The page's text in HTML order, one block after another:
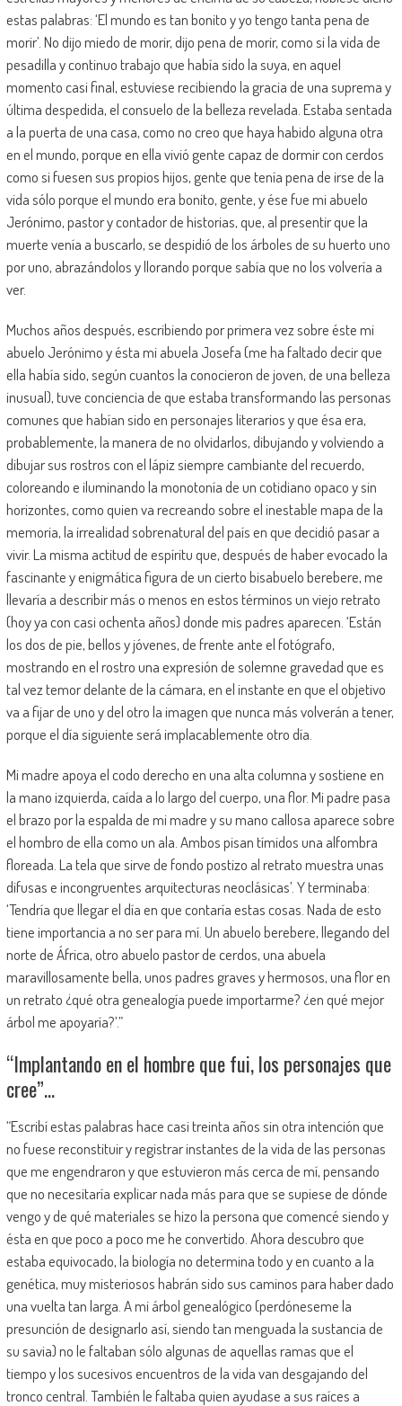
estas palabras: ‘El mundo es tan bonito y yo tengo tanta pena de
morir’. No dijo miedo de morir, dijo pena de morir, como si la vida de
pesadilla y continuo trabajo que había sido la suya, en aquel
momento casi final, estuviese recibiendo la gracia de una suprema y
última despedida, el consuelo de la belleza revelada. Estaba sentada
a la puerta de una casa, como no creo que haya habido alguna otra
en el mundo, porque en ella vivió gente capaz de dormir con cerdos
como si fuesen sus propios hijos, gente que tenía pena de irse de la
vida sólo porque el mundo era bonito, gente, y ése fue mi abuelo
Jerónimo, pastor y contador de historias, que, al presentir que la
muerte venía a buscarlo, se despidió de los árboles de su huerto uno
por uno, abrazándolos y llorando porque sabía que no los volvería a
ver.
Muchos años después, escribiendo por primera vez sobre éste mi
abuelo Jerónimo y ésta mi abuela Josefa (me ha faltado decir que
ella había sido, según cuantos la conocieron de joven, de una belleza
inusual), tuve conciencia de que estaba transformando las personas
comunes que habían sido en personajes literarios y que ésa era,
probablemente, la manera de no olvidarlos, dibujando y volviendo a
dibujar sus rostros con el lápiz siempre cambiante del recuerdo,
coloreando e iluminando la monotonía de un cotidiano opaco y sin
horizontes, como quien va recreando sobre el inestable mapa de la
memoria, la irrealidad sobrenatural del país en que decidió pasar a
vivir. La misma actitud de espíritu que, después de haber evocado la
fascinante y enigmática figura de un cierto bisabuelo berebere, me
llevaría a describir más o menos en estos términos un viejo retrato
(hoy ya con casi ochenta años) donde mis padres aparecen. ‘Están
los dos de pie, bellos y jóvenes, de frente ante el fotógrafo,
mostrando en el rostro una expresión de solemne gravedad que es
tal vez temor delante de la cámara, en el instante en que el objetivo
va a fijar de uno y del otro la imagen que nunca más volverán a tener,
porque el día siguiente será implacablemente otro día.
Mi madre apoya el codo derecho en una alta columna y sostiene en
la mano izquierda, caída a lo largo del cuerpo, una flor. Mi padre pasa
el brazo por la espalda de mi madre y su mano callosa aparece sobre
el hombro de ella como un ala. Ambos pisan tímidos una alfombra
floreada. La tela que sirve de fondo postizo al retrato muestra unas
difusas e incongruentes arquitecturas neoclásicas’. Y terminaba:
‘Tendría que llegar el día en que contaría estas cosas. Nada de esto
tiene importancia a no ser para mí. Un abuelo berebere, llegando del
norte de África, otro abuelo pastor de cerdos, una abuela
maravillosamente bella, unos padres graves y hermosos, una flor en
un retrato ¿qué otra genealogía puede importarme? ¿en qué mejor
árbol me apoyaría?’.”
“Implantando en el hombre que fui, los personajes que
cree”…
“Escribí estas palabras hace casi treinta años sin otra intención que
no fuese reconstituir y registrar instantes de la vida de las personas
que me engendraron y que estuvieron más cerca de mí, pensando
que no necesitaría explicar nada más para que se supiese de dónde
vengo y de qué materiales se hizo la persona que comencé siendo y
ésta en que poco a poco me he convertido. Ahora descubro que
estaba equivocado, la biología no determina todo y en cuanto a la
genética, muy misteriosos habrán sido sus caminos para haber dado
una vuelta tan larga. A mi árbol genealógico (perdóneseme la
presunción de designarlo así, siendo tan menguada la sustancia de
su savia) no le faltaban sólo algunas de aquellas ramas que el
tiempo y los sucesivos encuentros de la vida van desgajando del
tronco central. También le faltaba quien ayudase a sus raíces a